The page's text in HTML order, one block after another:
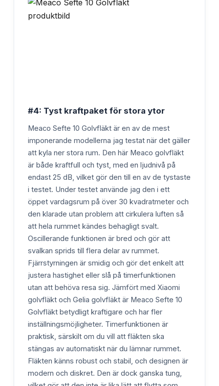
#4: Tyst kraftpaket för stora ytor
Meaco Sefte 10 Golvfläkt är en av de mest
imponerande modellerna jag testat när det gäller
att kyla ner stora rum. Den här Meaco golvfläkt
är både kraftfull och tyst, med en ljudnivå på
endast 25 dB, vilket gör den till en av de tystaste
i testet. Under testet använde jag den i ett
öppet vardagsrum på över 30 kvadratmeter och
den klarade utan problem att cirkulera luften så
att hela rummet kändes behagligt svalt.
Oscillerande funktionen är bred och gör att
svalkan sprids till flera delar av rummet.
Fjärrstyrningen är smidig och gör det enkelt att
justera hastighet eller slå på timerfunktionen
utan att behöva resa sig. Jämfört med Xiaomi
golvfläkt och Gelia golvfläkt är Meaco Sefte 10
Golvfläkt betydligt kraftigare och har fler
inställningsmöjligheter. Timerfunktionen är
praktisk, särskilt om du vill att fläkten ska
stängas av automatiskt när du lämnar rummet.
Fläkten känns robust och stabil, och designen är
modern och diskret. Den är dock ganska tung,